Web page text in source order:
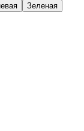
Зеленая